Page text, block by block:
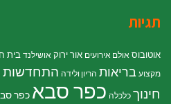
תגיות
אוטובוס אולם אירועים אור ירוק אושילנד בית
מקצוע בריאות הריון ולידה התחדשות
חינוך כלכלה כפר סבא כפר